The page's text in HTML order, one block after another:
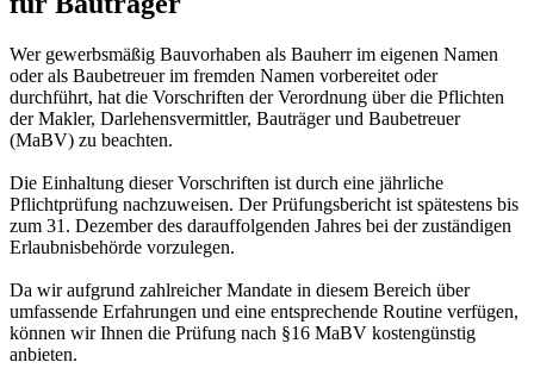
Wer gewerbsmäßig Bauvorhaben als Bauherr im eigenen Namen
oder als Baubetreuer im fremden Namen vorbereitet oder
durchführt, hat die Vorschriften der Verordnung über die Pflichten
der Makler, Darlehensvermittler, Bauträger und Baubetreuer
(MaBV) zu beachten.
Die Einhaltung dieser Vorschriften ist durch eine jährliche
Pflichtprüfung nachzuweisen. Der Prüfungsbericht ist spätestens bis
zum 31. Dezember des darauffolgenden Jahres bei der zuständigen
Erlaubnisbehörde vorzulegen.
Da wir aufgrund zahlreicher Mandate in diesem Bereich über
umfassende Erfahrungen und eine entsprechende Routine verfügen,
können wir Ihnen die Prüfung nach §16 MaBV kostengünstig
anbieten.